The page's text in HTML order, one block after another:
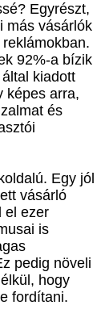
Egyrészt,
más vásárlók
92%-a bízik
kiadott
képes arra,
és
Egy jól
vásárló
el ezer
is
pedig növeli
hogy
fordítani.